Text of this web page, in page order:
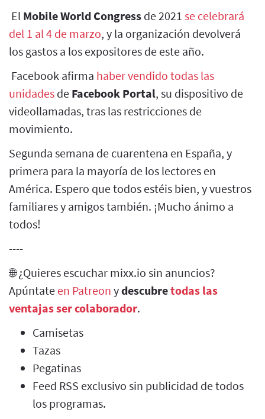
El Mobile World Congress de 2021 se celebrará
del 1 al 4 de marzo, y la organización devolverá
los gastos a los expositores de este año.
Facebook afirma haber vendido todas las
unidades de Facebook Portal, su dispositivo de
videollamadas, tras las restricciones de
movimiento.
Segunda semana de cuarentena en España, y
primera para la mayoría de los lectores en
América. Espero que todos estéis bien, y vuestros
familiares y amigos también. ¡Mucho ánimo a
todos!
----
🌐 ¿Quieres escuchar mixx.io sin anuncios?
Apúntate en Patreon ydescubretodas las
ventajas ser colaborador.
Camisetas
Tazas
Pegatinas
Feed RSS exclusivo sin publicidad de todos
los programas.